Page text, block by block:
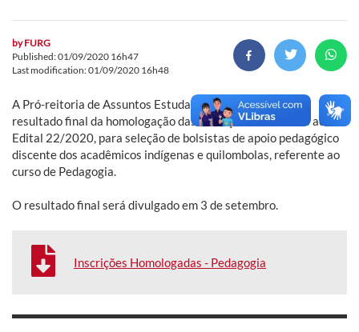
byFURG
Published: 01/09/2020 16h47
Last modification: 01/09/2020 16h48
A Pró-reitoria de Assuntos Estudantis (Prae) divulga o
resultado final da homologação das inscrições referentes ao
Edital 22/2020, para seleção de bolsistas de apoio pedagógico
discente dos acadêmicos indígenas e quilombolas, referente ao
curso de Pedagogia.
O resultado final será divulgado em 3 de setembro.
Inscrições Homologadas - Pedagogia